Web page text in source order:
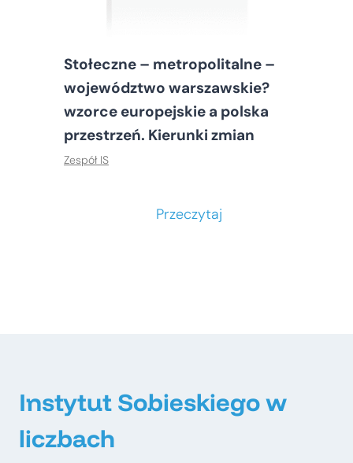
Stołeczne – metropolitalne –
województwo warszawskie?
wzorce europejskie a polska
przestrzeń. Kierunki zmian
Zespół IS
Przeczytaj
–
Instytut Sobieskiego w
liczbach